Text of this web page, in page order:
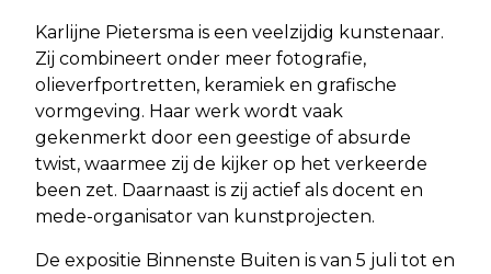
Karlijne Pietersma is een veelzijdig kunstenaar.
Zij combineert onder meer fotografie,
olieverfportretten, keramiek en grafische
vormgeving. Haar werk wordt vaak
gekenmerkt door een geestige of absurde
twist, waarmee zij de kijker op het verkeerde
been zet. Daarnaast is zij actief als docent en
mede-organisator van kunstprojecten.
De expositie Binnenste Buiten is van 5 juli tot en